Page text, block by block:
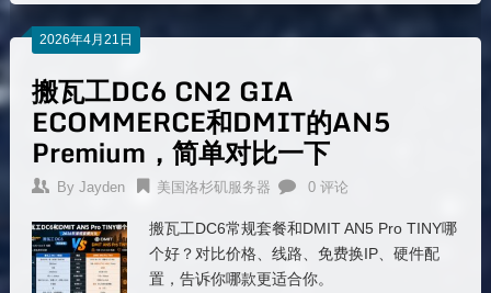
2026年4月21日
搬瓦工DC6 CN2 GIA
ECOMMERCE和DMIT的AN5
Premium，简单对比一下
By Jayden 美国洛杉矶服务器 0 评论
搬瓦工DC6常规套餐和DMIT AN5 Pro TINY哪
个好？对比价格、线路、免费换IP、硬件配
置，告诉你哪款更适合你。